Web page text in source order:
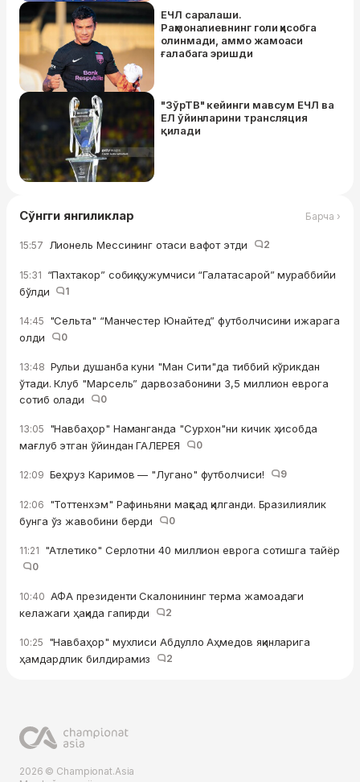
ЕЧЛ саралаши.
Раҳмоналиевнинг голи ҳисобга
олинмади, аммо жамоаси
ғалабага эришди
"ЗўрТВ" кейинги мавсум ЕЧЛ ва
ЕЛ ўйинларини трансляция
қилади
Сўнгги янгиликлар Барча ›
15:57 Лионель Мессининг отаси вафот этди 2
15:31 “Пахтакор” собиқ ҳужумчиси “Галатасарой” мураббийи
бўлди
1
14:45 "Сельта" “Манчестер Юнайтед” футболчисини ижарага
олди
0
13:48 Рульи душанба куни "Ман Сити"да тиббий кўрикдан
ўтади. Клуб "Марсель” дарвозабонини 3,5 миллион еврога
сотиб олади
0
13:05 "Навбаҳор" Наманганда "Сурхон"ни кичик ҳисобда
мағлуб этган ўйиндан ГАЛЕРЕЯ
0
12:09 Беҳруз Каримов — "Лугано" футболчиси! 9
12:06 "Тоттенхэм" Рафиньяни мақсад қилганди. Бразилиялик
бунга ўз жавобини берди
0
11:21 "Атлетико" Серлотни 40 миллион еврога сотишга тайёр
0
10:40 АФА президенти Скалонининг терма жамоадаги
келажаги ҳақида гапирди
2
10:25 "Навбаҳор" мухлиси Абдулло Аҳмедов яқинларига
ҳамдардлик билдирамиз
2
2026 © Championat.Asia